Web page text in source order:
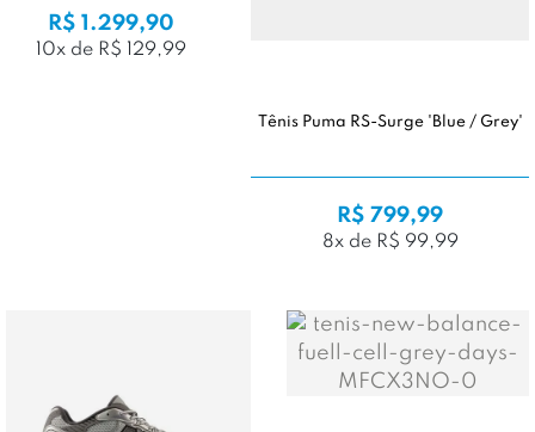
R$ 1.299,90
10x de R$ 129,99
Tênis Puma RS-Surge 'Blue / Grey'
R$ 799,99
8x de R$ 99,99